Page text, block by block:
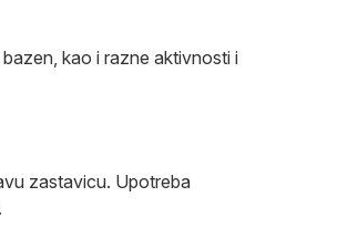
kao i razne aktivnosti i
zastavicu. Upotreba